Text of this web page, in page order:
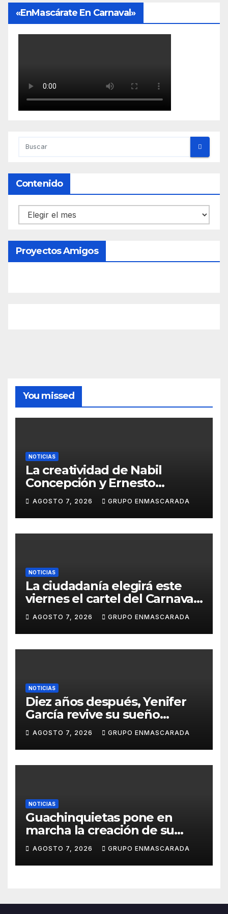
«EnMascárate En Carnaval»
Contenido
Contenido
Proyectos Amigos
You missed
NOTICIAS
La creatividad de Nabil
Concepción y Ernesto
Santana pondrá imagen al
Carnaval 2027
AGOSTO 7, 2026 GRUPO ENMASCARADA
NOTICIAS
La ciudadanía elegirá este
viernes el cartel del Carnaval
de Las Palmas de Gran
Canaria 2027 en una gala
retransmitida por Televisión
Canaria
AGOSTO 7, 2026 GRUPO ENMASCARADA
NOTICIAS
Diez años después, Yenifer
García revive su sueño
carnavalero en el vídeo de
presentación de San Juan de
la Rambla para el Grand Prix
AGOSTO 7, 2026 GRUPO ENMASCARADA
NOTICIAS
Guachinquietas pone en
marcha la creación de su
repertorio para el Carnaval
2027
AGOSTO 7, 2026 GRUPO ENMASCARADA